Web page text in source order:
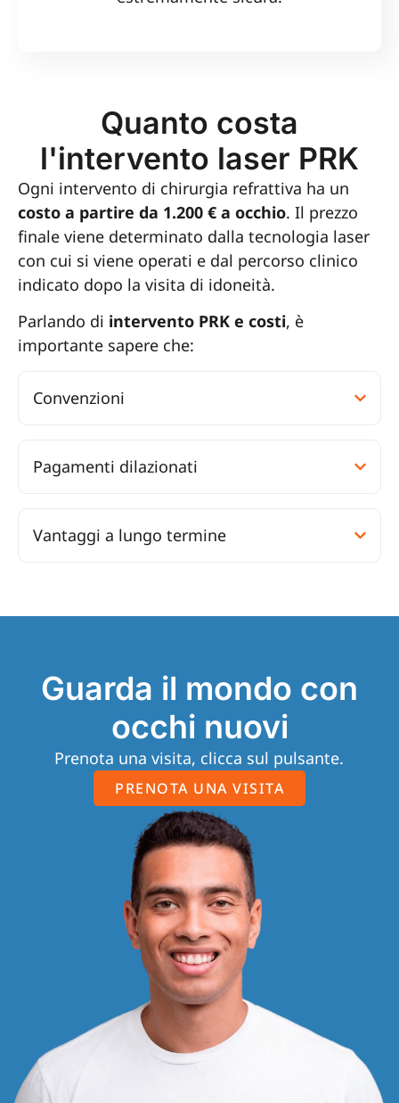
Quanto costa
l'intervento laser PRK
Ogni intervento di chirurgia refrattiva ha un
costo a partire da 1.200 € a occhio. Il prezzo
finale viene determinato dalla tecnologia laser
con cui si viene operati e dal percorso clinico
indicato dopo la visita di idoneità.
Parlando di intervento PRK e costi, è
importante sapere che:
Convenzioni
Pagamenti dilazionati
Vantaggi a lungo termine
Guarda il mondo con
occhi nuovi
Prenota una visita, clicca sul pulsante.
PRENOTA UNA VISITA